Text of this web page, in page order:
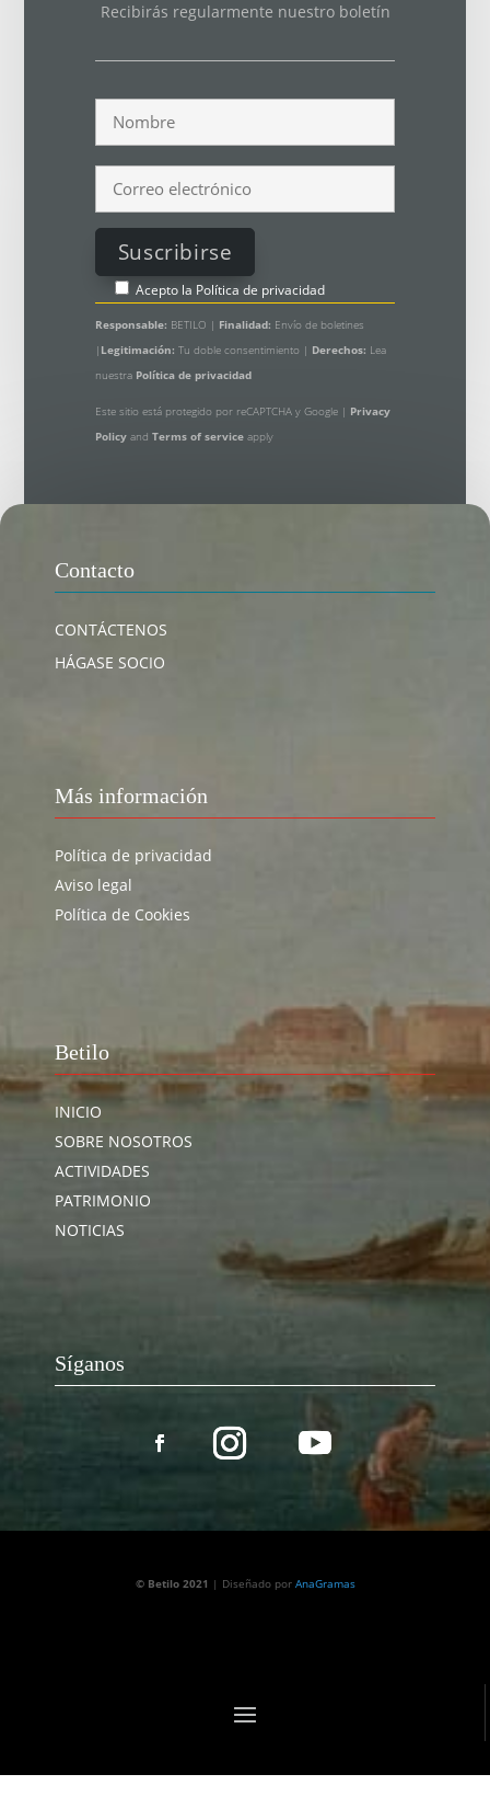
Recibirás regularmente nuestro boletín
Acepto la Política de privacidad
Responsable: BETILO | Finalidad: Envío de boletines
| Legitimación: Tu doble consentimiento | Derechos: Lea
nuestra Política de privacidad
Este sitio está protegido por reCAPTCHA y Google | Privacy
Policy and Terms of serviceapply
Contacto
CONTÁCTENOS
HÁGASE SOCIO
Más información
Política de privacidad
Aviso legal
Política de Cookies
Betilo
INICIO
SOBRE NOSOTROS
ACTIVIDADES
PATRIMONIO
NOTICIAS
Síganos
© Betilo 2021 | Diseñado por AnaGramas